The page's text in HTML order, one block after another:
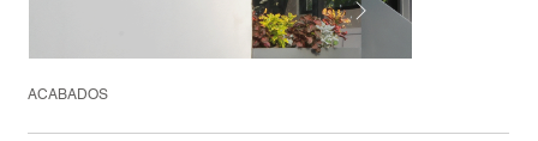
ACABADOS